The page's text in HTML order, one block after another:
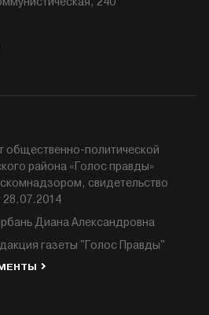
общественно-политической
района «Голос правды»
свидетельство
Диана Александровна
газеты "Голос Правды"